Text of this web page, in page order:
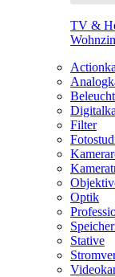
TV &
Filter
Optik
Stative